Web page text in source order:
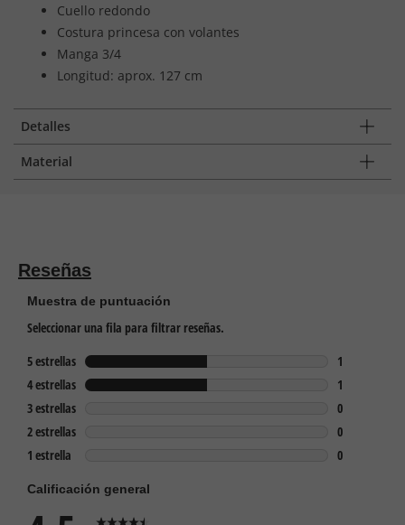
Cuello redondo
Costura princesa con volantes
Manga 3/4
Longitud: aprox. 127 cm
Detalles
Material